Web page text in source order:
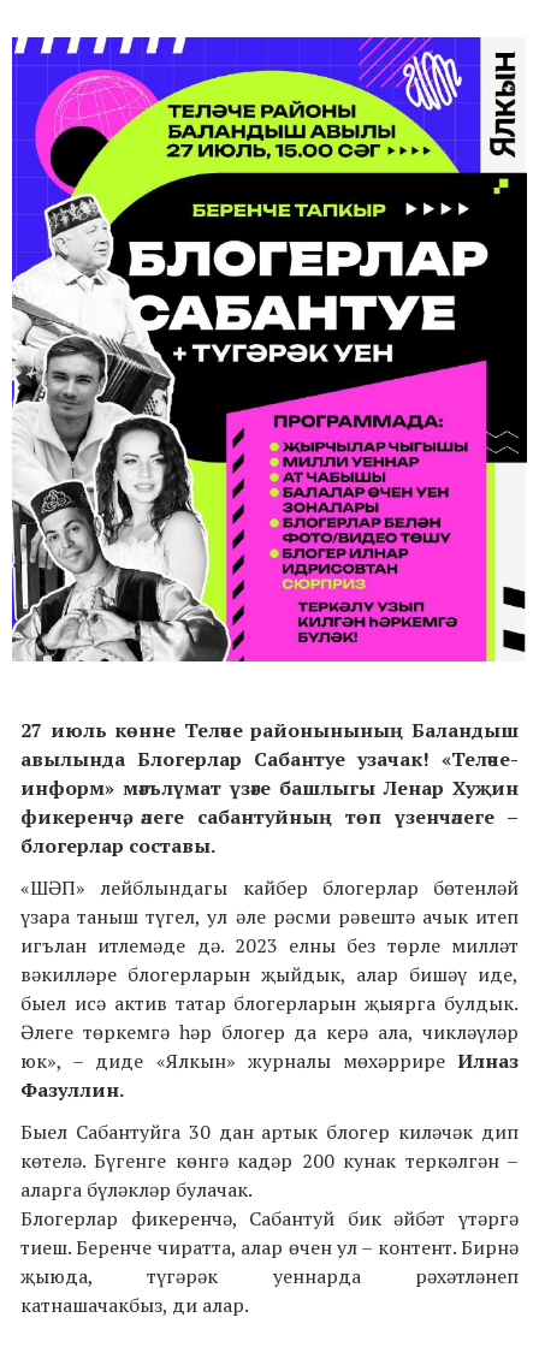
27 июль көнне Теләче районынының Баландыш
авылында Блогерлар Сабантуе узачак! «Теләче-
информ» мәгълүмат үзәге башлыгы Ленар Хуҗин
фикеренчә, әлеге сабантуйның төп үзенчәлеге –
блогерлар составы.
«ШӘП» лейблындагы кайбер блогерлар бөтенләй
үзара таныш түгел, ул әле рәсми рәвештә ачык итеп
игълан итлемәде дә. 2023 елны без төрле милләт
вәкилләре блогерларын җыйдык, алар бишәү иде,
быел исә актив татар блогерларын җыярга булдык.
Әлеге төркемгә һәр блогер да керә ала, чикләүләр
юк», – диде «Ялкын» журналы мөхәррире Илназ
Фазуллин.
Быел Сабантуйга 30 дан артык блогер киләчәк дип
көтелә. Бүгенге көнгә кадәр 200 кунак теркәлгән –
аларга бүләкләр булачак.
Блогерлар фикеренчә, Сабантуй бик әйбәт үтәргә
тиеш. Беренче чиратта, алар өчен ул – контент. Бирнә
җыюда, түгәрәк уеннарда рәхәтләнеп
катнашачакбыз, ди алар.